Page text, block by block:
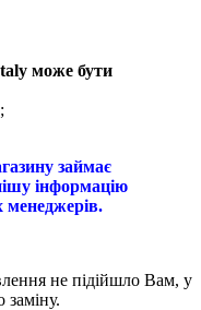
може бути
займає
інформацію
менеджерів.
не підійшло Вам, у
заміну.